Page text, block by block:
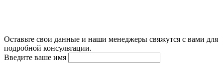
Оставьте свои данные и наши менеджеры свяжутся с вами для
подробной консультации.
Введите ваше имя